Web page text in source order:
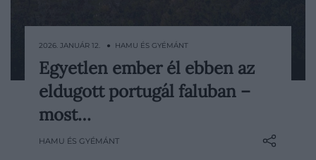
Egy magyar utazó videójának
köszönhetően került reflektorfénybe
Portugália egyik legkülönlegesebb
hegységben megbúvó Talasnal, ahol
2026. JANUÁR 12. ● HAMU ÉS GYÉMÁNT
Egyetlen ember él ebben az
eldugott portugál faluban –
most…
HAMU ÉS GYÉMÁNT